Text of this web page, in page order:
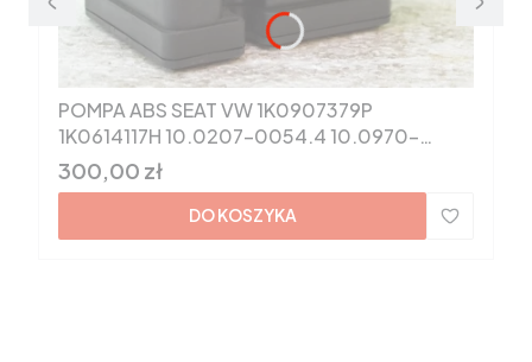
POMPA ABS SEAT VW 1K0907379P
1K0614117H 10.0207-0054.4 10.0970-
0315.3
Cena
300,00 zł
DO KOSZYKA